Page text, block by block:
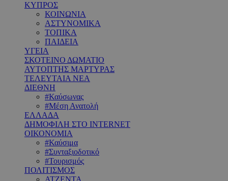
ΚΥΠΡΟΣ
ΚΟΙΝΩΝΙΑ
ΑΣΤΥΝΟΜΙΚΑ
ΤΟΠΙΚΑ
ΠΑΙΔΕΙΑ
ΥΓΕΙΑ
ΣΚΟΤΕΙΝΟ ΔΩΜΑΤΙΟ
ΑΥΤΟΠΤΗΣ ΜΑΡΤΥΡΑΣ
ΤΕΛΕΥΤΑΙΑ ΝΕΑ
ΔΙΕΘΝΗ
#Καύσωνας
#Μέση Ανατολή
ΕΛΛΑΔΑ
ΔΗΜΟΦΙΛΗ ΣΤΟ INTERNET
ΟΙΚΟΝΟΜΙΑ
#Καύσιμα
#Συνταξιοδοτικό
#Τουρισμός
ΠΟΛΙΤΙΣΜΟΣ